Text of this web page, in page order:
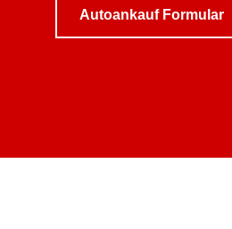
Autoankauf Formular